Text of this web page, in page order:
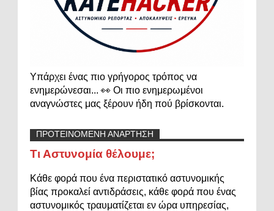
Υπάρχει ένας πιο γρήγορος τρόπος να
ενημερώνεσαι... 👀 Οι πιο ενημερωμένοι
αναγνώστες μας ξέρουν ήδη πού βρίσκονται.
ΠΡΟΤΕΙΝΟΜΕΝΗ ΑΝΑΡΤΗΣΗ
Τι Αστυνομία θέλουμε;
Κάθε φορά που ένα περιστατικό αστυνομικής
βίας προκαλεί αντιδράσεις, κάθε φορά που ένας
αστυνομικός τραυματίζεται εν ώρα υπηρεσίας,